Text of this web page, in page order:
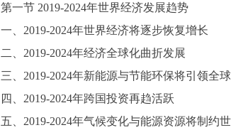
第一节 2019-2024年世界经济发展趋势
一、 2019-2024年世界经济将逐步恢复增长
二、 2019-2024年经济全球化曲折发展
三、 2019-2024年新能源与节能环保将引领全
四、 2019-2024年跨国投资再趋活跃
五、 2019-2024年气候变化与能源资源将制约